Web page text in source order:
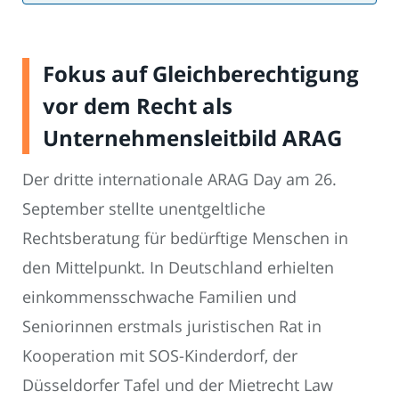
Fokus auf Gleichberechtigung
vor dem Recht als
Unternehmensleitbild ARAG
Der dritte internationale ARAG Day am 26.
September stellte unentgeltliche
Rechtsberatung für bedürftige Menschen in
den Mittelpunkt. In Deutschland erhielten
einkommensschwache Familien und
Seniorinnen erstmals juristischen Rat in
Kooperation mit SOS-Kinderdorf, der
Düsseldorfer Tafel und der Mietrecht Law